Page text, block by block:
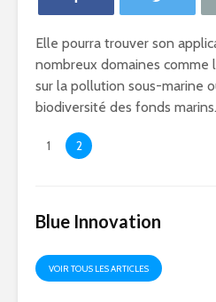
Elle pourra trouver son
nombreux domaines comme
sur la pollution sous-marine
biodiversité des fonds marins.
1 2
Blue Innovation
VOIR TOUS LES ARTICLES